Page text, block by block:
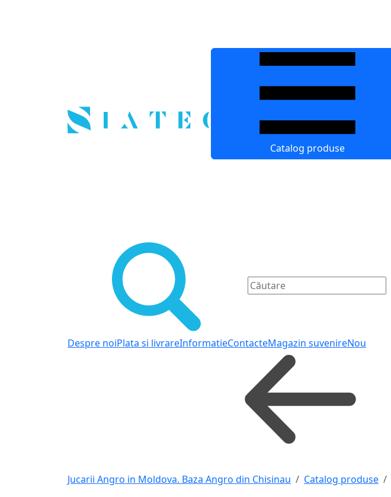
Catalog produse
Despre noiPlata si livrareInformatieContacteMagazin suvenireNou
Jucarii Angro in Moldova. Baza Angro din Chisinau Catalog produse